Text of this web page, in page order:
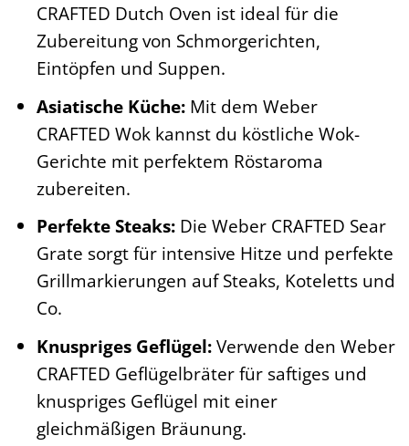
CRAFTED Dutch Oven ist ideal für die
Zubereitung von Schmorgerichten,
Eintöpfen und Suppen.
Asiatische Küche:Mit dem Weber
CRAFTED Wok kannst du köstliche Wok-
Gerichte mit perfektem Röstaroma
zubereiten.
Perfekte Steaks:Die Weber CRAFTED Sear
Grate sorgt für intensive Hitze und perfekte
Grillmarkierungen auf Steaks, Koteletts und
Co.
Knuspriges Geflügel:Verwende den Weber
CRAFTED Geflügelbräter für saftiges und
knuspriges Geflügel mit einer
gleichmäßigen Bräunung.